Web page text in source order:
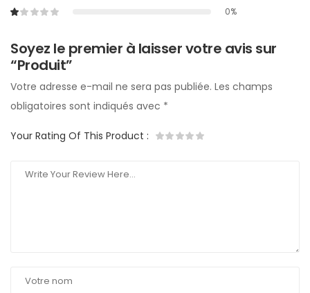
0%
Soyez le premier à laisser votre avis sur
“Produit”
Votre adresse e-mail ne sera pas publiée. Les champs
obligatoires sont indiqués avec *
Your Rating Of This Product :